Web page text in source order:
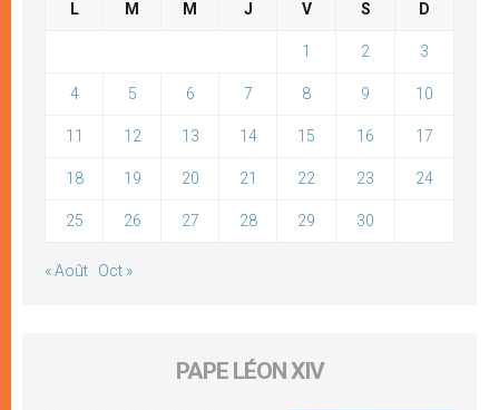
L M M J V S D
1 2 3
4 5 6 7 8 9 10
11 12 13 14 15 16 17
18 19 20 21 22 23 24
25 26 27 28 29 30
« Août Oct »
PAPE LÉON XIV